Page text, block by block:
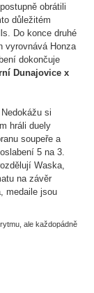
obrátili
důležitém
Do konce druhé
vyrovnává Honza
dokončuje
Dunajovice x
si
hráli duely
soupeře a
5 na 3.
Waska,
na závěr
medaile jsou
ale každopádně